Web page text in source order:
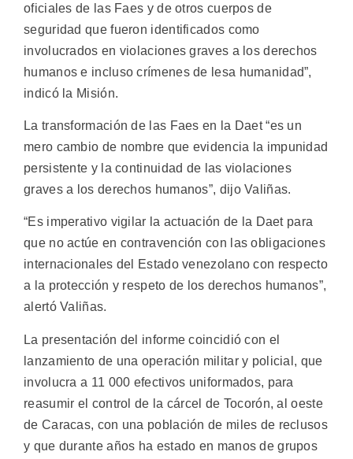
oficiales de las Faes y de otros cuerpos de
seguridad que fueron identificados como
involucrados en violaciones graves a los derechos
humanos e incluso crímenes de lesa humanidad”,
indicó la Misión.
La transformación de las Faes en la Daet “es un
mero cambio de nombre que evidencia la impunidad
persistente y la continuidad de las violaciones
graves a los derechos humanos”, dijo Valiñas.
“Es imperativo vigilar la actuación de la Daet para
que no actúe en contravención con las obligaciones
internacionales del Estado venezolano con respecto
a la protección y respeto de los derechos humanos”,
alertó Valiñas.
La presentación del informe coincidió con el
lanzamiento de una operación militar y policial, que
involucra a 11 000 efectivos uniformados, para
reasumir el control de la cárcel de Tocorón, al oeste
de Caracas, con una población de miles de reclusos
y que durante años ha estado en manos de grupos